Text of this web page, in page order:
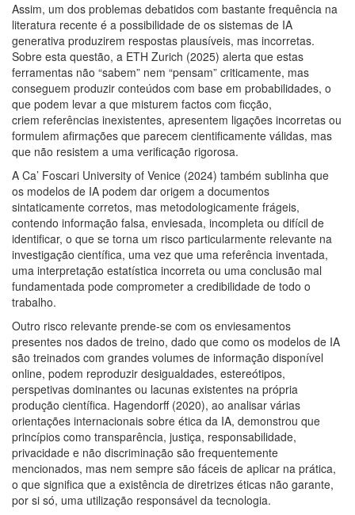
Assim, um dos problemas debatidos com bastante frequência na
literatura recente é a possibilidade de os sistemas de IA
generativa produzirem respostas plausíveis, mas incorretas.
Sobre esta questão, a ETH Zurich (2025) alerta que estas
ferramentas não “sabem” nem “pensam” criticamente, mas
conseguem produzir conteúdos com base em probabilidades, o
que podem levar a que misturem factos com ficção,
criem referências inexistentes, apresentem ligações incorretas ou
formulem afirmações que parecem cientificamente válidas, mas
que não resistem a uma verificação rigorosa.
A Ca’ Foscari University of Venice (2024) também sublinha que
os modelos de IA podem dar origem a documentos
sintaticamente corretos, mas metodologicamente frágeis,
contendo informação falsa, enviesada, incompleta ou difícil de
identificar, o que se torna um risco particularmente relevante na
investigação científica, uma vez que uma referência inventada,
uma interpretação estatística incorreta ou uma conclusão mal
fundamentada pode comprometer a credibilidade de todo o
trabalho.
Outro risco relevante prende-se com os enviesamentos
presentes nos dados de treino, dado que como os modelos de IA
são treinados com grandes volumes de informação disponível
online, podem reproduzir desigualdades, estereótipos,
perspetivas dominantes ou lacunas existentes na própria
produção científica. Hagendorff (2020), ao analisar várias
orientações internacionais sobre ética da IA, demonstrou que
princípios como transparência, justiça, responsabilidade,
privacidade e não discriminação são frequentemente
mencionados, mas nem sempre são fáceis de aplicar na prática,
o que significa que a existência de diretrizes éticas não garante,
por si só, uma utilização responsável da tecnologia.